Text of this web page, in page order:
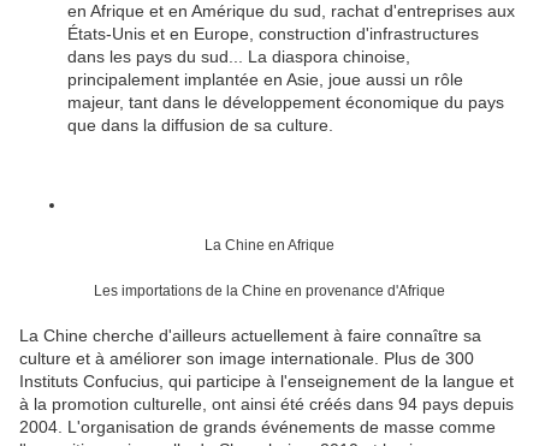
en Afrique et en Amérique du sud, rachat d'entreprises aux
États-Unis et en Europe, construction d'infrastructures
dans les pays du sud... La diaspora chinoise,
principalement implantée en Asie, joue aussi un rôle
majeur, tant dans le développement économique du pays
que dans la diffusion de sa culture.
La Chine en Afrique
Les importations de la Chine en provenance d'Afrique
La Chine cherche d'ailleurs actuellement à faire connaître sa
culture et à améliorer son image internationale. Plus de 300
Instituts Confucius, qui participe à l'enseignement de la langue et
à la promotion culturelle, ont ainsi été créés dans 94 pays depuis
2004. L'organisation de grands événements de masse comme